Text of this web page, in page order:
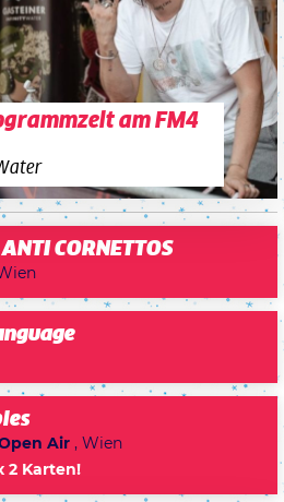
am FM4
CORNETTOS
Air , Wien
2 Karten!